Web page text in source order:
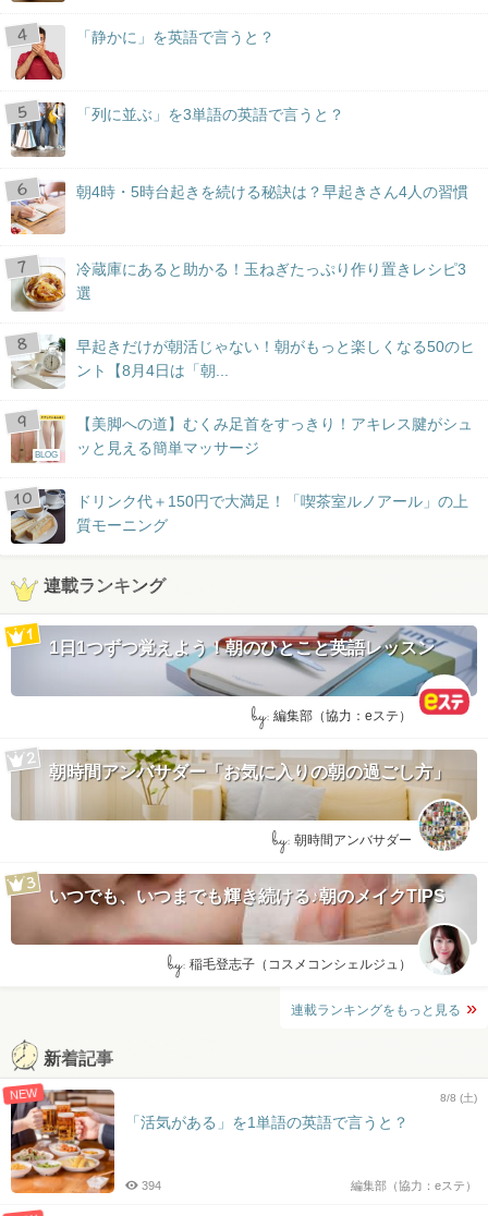
「静かに」を英語で言うと？
「列に並ぶ」を3単語の英語で言うと？
朝4時・5時台起きを続ける秘訣は？早起きさん4人の習慣
冷蔵庫にあると助かる！玉ねぎたっぷり作り置きレシピ3
選
早起きだけが朝活じゃない！朝がもっと楽しくなる50のヒ
ント【8月4日は「朝...
BLOG
【美脚への道】むくみ足首をすっきり！アキレス腱がシュ
ッと見える簡単マッサージ
ドリンク代＋150円で大満足！「喫茶室ルノアール」の上
質モーニング
連載ランキング
1日1つずつ覚えよう！朝のひとこと英語レッスン
by: 編集部（協力：eステ）
朝時間アンバサダー「お気に入りの朝の過ごし方」
by: 朝時間アンバサダー
いつでも、いつまでも輝き続ける♪朝のメイクTIPS
by: 稲毛登志子（コスメコンシェルジュ）
連載ランキングをもっと見る
新着記事
NEW 8/8 (土)
「活気がある」を1単語の英語で言うと？
編集部（協力：eステ）
394